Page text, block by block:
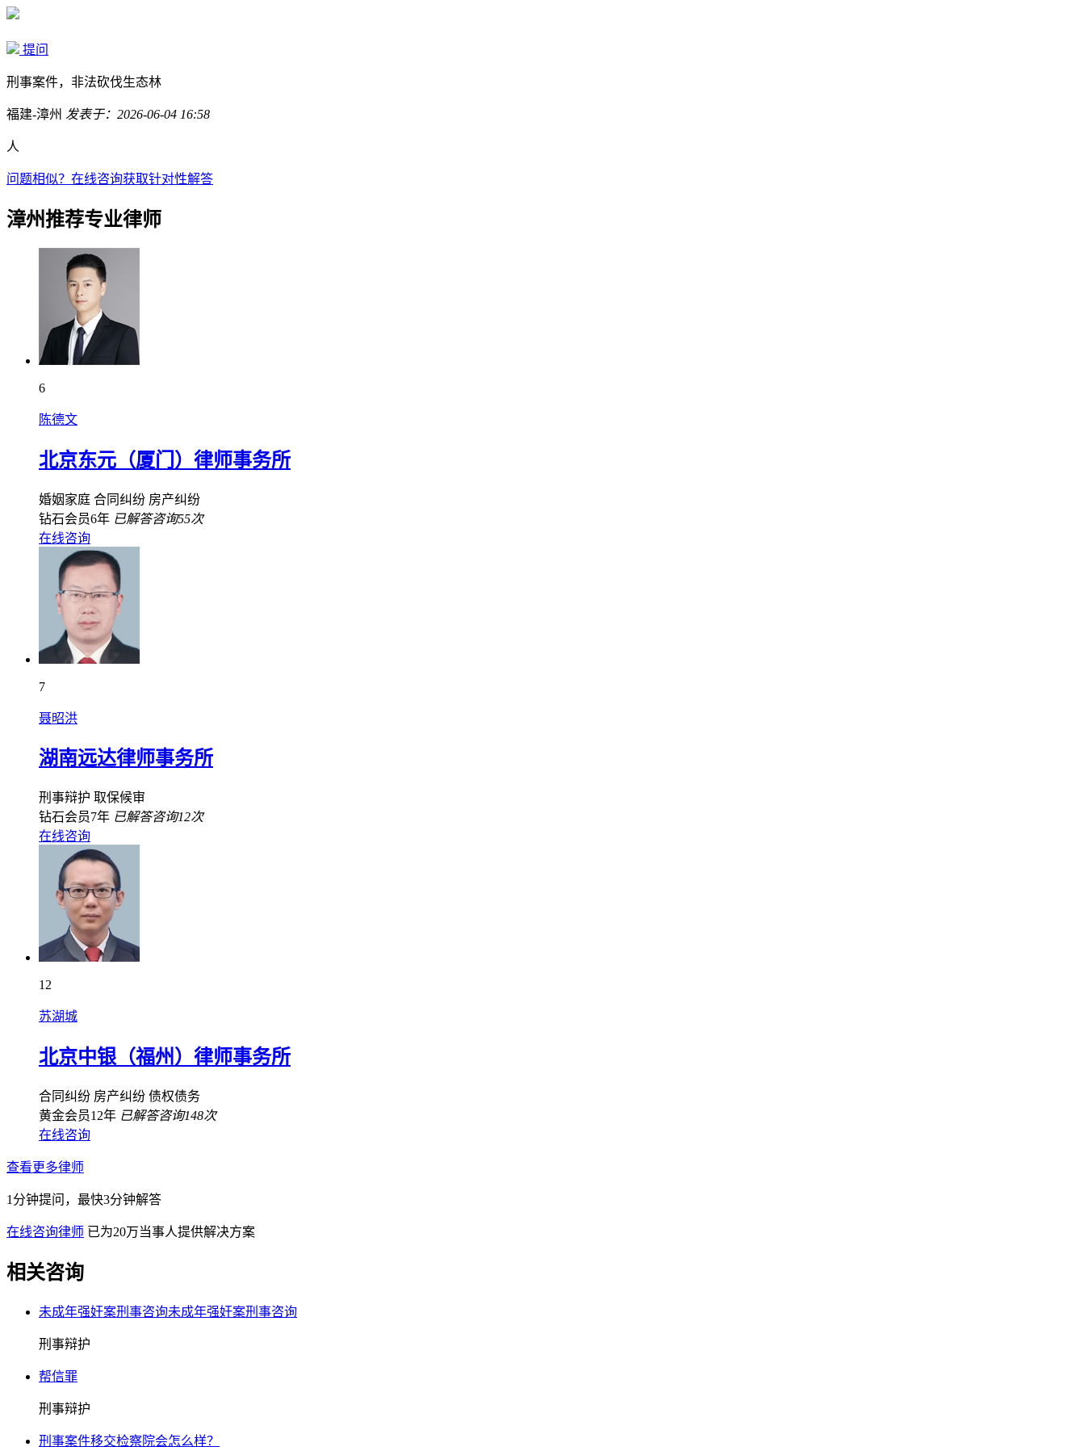
提问
刑事案件，非法砍伐生态林
福建-漳州 发表于：2026-06-04 16:58
人
问题相似？ 在线咨询获取针对性解答
漳州推荐专业律师
6
陈德文
北京东元（厦门）律师事务所
婚姻家庭 合同纠纷 房产纠纷
钻石会员6年 已解答咨询55次
在线咨询
7
聂昭洪
湖南远达律师事务所
刑事辩护 取保候审
钻石会员7年 已解答咨询12次
在线咨询
12
苏湖城
北京中银（福州）律师事务所
合同纠纷 房产纠纷 债权债务
黄金会员12年 已解答咨询148次
在线咨询
查看更多律师
1分钟提问，最快3分钟解答
在线咨询律师 已为20万当事人提供解决方案
相关咨询
未成年强奸案刑事咨询未成年强奸案刑事咨询
刑事辩护
帮信罪
刑事辩护
刑事案件移交检察院会怎么样？